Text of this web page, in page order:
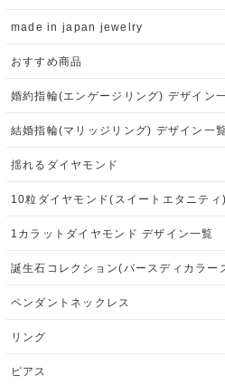
made in japan jewelry
おすすめ商品
婚約指輪(エンゲージリング) デザイン
結婚指輪(マリッジリング) デザイン一
揺れるダイヤモンド
10粒ダイヤモンド(スイートエタニティ)
1カラットダイヤモンド デザイン一覧
誕生石コレクション(バースディカラー
ペンダントネックレス
リング
ピアス